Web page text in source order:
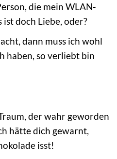
die mein WLAN-
ist doch Liebe, oder?
dann muss ich wohl
haben, so verliebt bin
der wahr geworden
hätte dich gewarnt,
isst!